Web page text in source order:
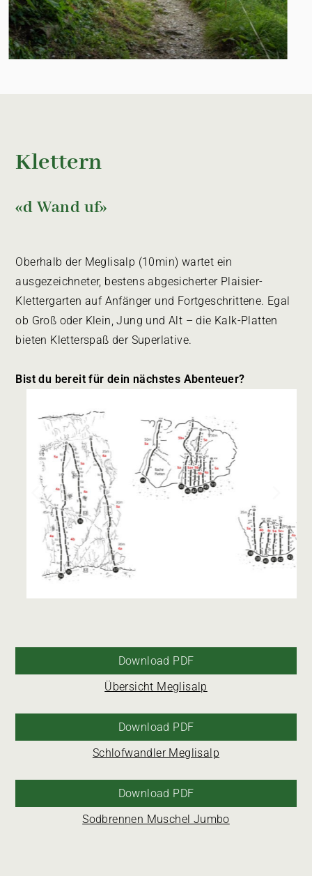
Klettern
«d Wand uf»
Oberhalb der Meglisalp (10min) wartet ein
ausgezeichneter, bestens abgesicherter Plaisier-
Klettergarten auf Anfänger und Fortgeschrittene. Egal
ob Groß oder Klein, Jung und Alt – die Kalk-Platten
bieten Kletterspaß der Superlative.
Bist du bereit für dein nächstes Abenteuer?
Download PDF
Übersicht Meglisalp
Download PDF
Schlofwandler Meglisalp
Download PDF
Sodbrennen Muschel Jumbo